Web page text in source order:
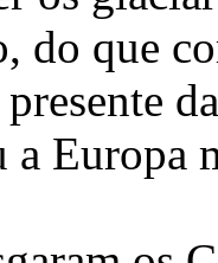
do que
Europa